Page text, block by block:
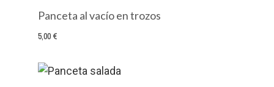
Panceta al vacío en trozos
5,00 €